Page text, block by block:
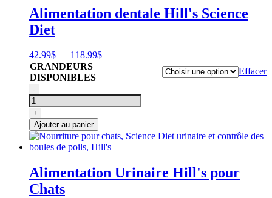
Perfect
digestion
adultes
6,
Hill's
Alimentation dentale Hill's Science
Diet
42.99$ – 118.99$Plage
à
118.99$
GRANDEURS
DISPONIBLES
Effacer
quantité
de
Nourriture
pour
chat
soin
dentaire,
Hill's,
Science
Diet
-
+
Ajouter au panier
Alimentation Urinaire Hill's pour
Chats